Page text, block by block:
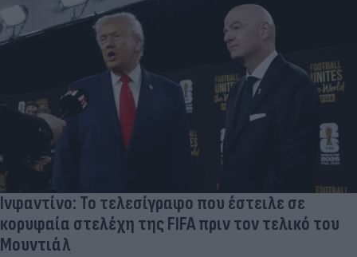
Ινφαντίνο: Το τελεσίγραφο που έστειλε σε
κορυφαία στελέχη της FIFA πριν τον τελικό του
Μουντιάλ